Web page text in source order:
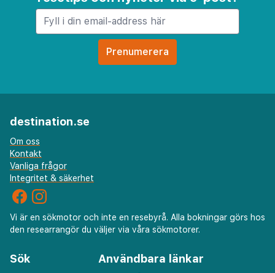
medan lågsäsongen erbjuder en tystare, mer
avslappnad upplevelse med färre folkmassor.
Observera att en skatt för klimatkrisresiliens
betalas lokalt vid ankomst. Oavsett om du
i Aten.
destination.se
Om oss
Kontakt
Vanliga frågor
Integritet & säkerhet
Vi är en sökmotor och inte en resebyrå. Alla bokningar görs hos
den researrangör du väljer via våra sökmotorer.
Sök Användbara länkar